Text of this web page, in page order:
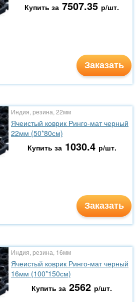
Купить за 7507.35 р/шт.
Заказать
Индия, резина, 22мм
Ячеистый коврик Ринго-мат черный
22мм (50*80см)
Купить за 1030.4 р/шт.
Заказать
Индия, резина, 16мм
Ячеистый коврик Ринго-мат черный
16мм (100*150см)
Купить за 2562 р/шт.